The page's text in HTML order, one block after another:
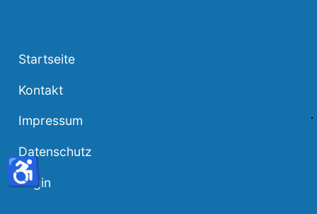
Startseite
Kontakt
Impressum
Datenschutz
Login